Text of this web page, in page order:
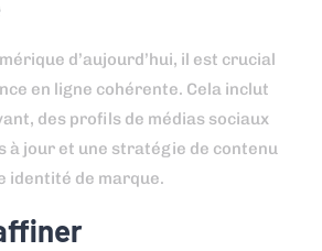
d’aujourd’hui, il est crucial
en ligne cohérente. Cela inclut
des profils de médias sociaux
à jour et une stratégie de contenu
identité de marque.